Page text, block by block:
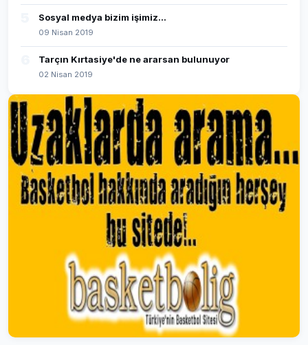
Sosyal medya bizim işimiz...
09 Nisan 2019
Tarçın Kırtasiye'de ne ararsan bulunuyor
02 Nisan 2019